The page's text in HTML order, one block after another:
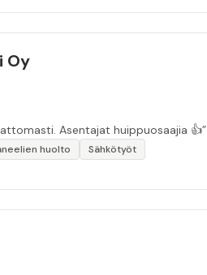
Oy
Asentajat huippuosaajia 👍”
huolto
Sähkötyöt